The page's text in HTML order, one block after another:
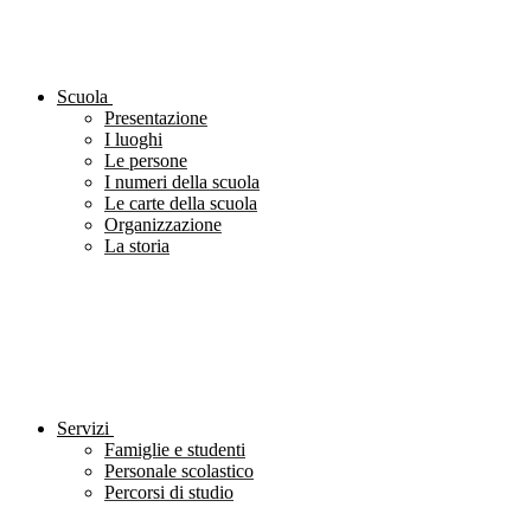
Scuola
Presentazione
I luoghi
Le persone
I numeri della scuola
Le carte della scuola
Organizzazione
La storia
Servizi
Famiglie e studenti
Personale scolastico
Percorsi di studio